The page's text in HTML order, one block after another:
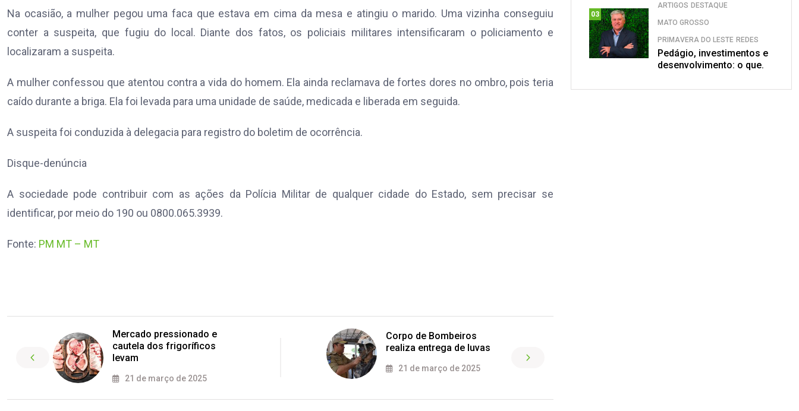
Na ocasião, a mulher pegou uma faca que estava em cima da mesa e atingiu o marido. Uma vizinha conseguiu
conter a suspeita, que fugiu do local. Diante dos fatos, os policiais militares intensificaram o policiamento e
localizaram a suspeita.
A mulher confessou que atentou contra a vida do homem. Ela ainda reclamava de fortes dores no ombro, pois teria
caído durante a briga. Ela foi levada para uma unidade de saúde, medicada e liberada em seguida.
A suspeita foi conduzida à delegacia para registro do boletim de ocorrência.
Disque-denúncia
A sociedade pode contribuir com as ações da Polícia Militar de qualquer cidade do Estado, sem precisar se
identificar, por meio do 190 ou 0800.065.3939.
Fonte: PM MT – MT
Mercado pressionado e
cautela dos frigoríficos
levam
21 de março de 2025
Corpo de Bombeiros
realiza entrega de luvas
21 de março de 2025
03
ARTIGOS DESTAQUE
MATO GROSSO
PRIMAVERA DO LESTE REDES
Pedágio, investimentos e
desenvolvimento: o que.